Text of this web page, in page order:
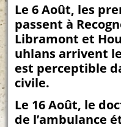
Le 6 Août, les
passent à
Libramont et
uhlans arrivent
est perceptible
civile.
Le 16 Août, le
de l’ambulance